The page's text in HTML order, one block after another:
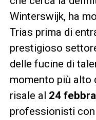
Winterswijk, ha
Trias prima di
prestigioso
delle fucine di
momento più alto
risale al 24
professionisti con